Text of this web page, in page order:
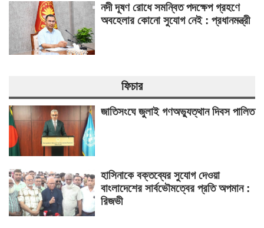
নদী দূষণ রোধে সমন্বিত পদক্ষেপ গ্রহণে
অবহেলার কোনো সুযোগ নেই : প্রধানমন্ত্রী
ফিচার
জাতিসংঘে জুলাই গণঅভ্যুত্থান দিবস পালিত
হাসিনাকে বক্তব্যের সুযোগ দেওয়া
বাংলাদেশের সার্বভৌমত্বের প্রতি অপমান :
রিজভী